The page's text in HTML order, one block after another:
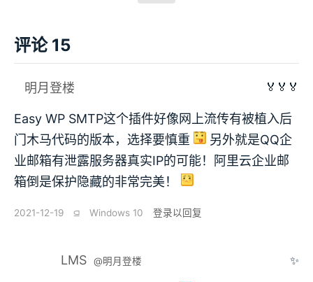
评论 15
明月登楼 🏅🏅🏅
Easy WP SMTP这个插件好像网上流传有被植入后
门木马代码的版本，选择要慎重
另外就是QQ企
业邮箱有泄露服务器真实IP的可能！阿里云企业邮
箱倒是保护隐藏的非常完美！
2021-12-19 ⫑ Windows 10 登录以回复
LMS @明月登楼 ✨